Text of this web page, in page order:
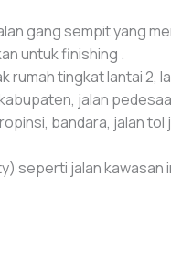
gang sempit yang
untuk finishing .
tingkat lantai 2,
jalan
bandara, jalan tol
seperti jalan kawasan